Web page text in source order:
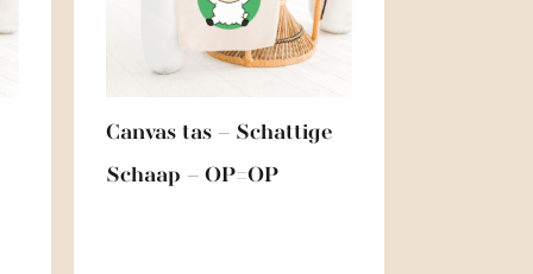
Canvas tas – Schattige
Schaap – OP=OP